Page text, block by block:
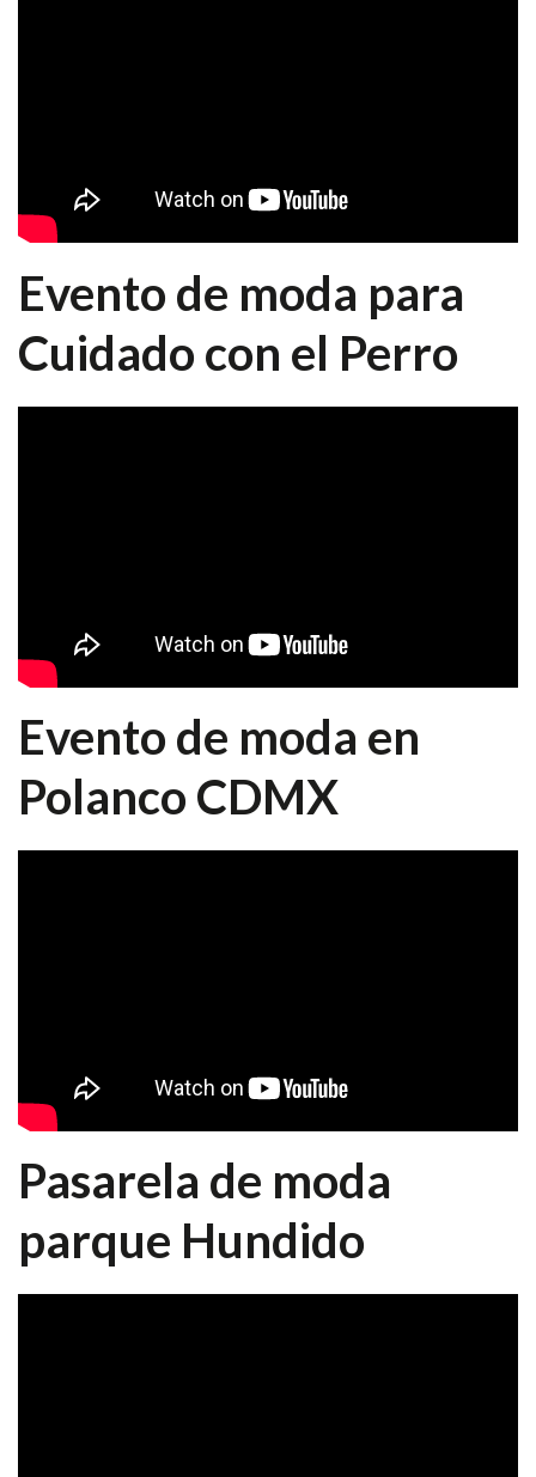
Evento de moda para
Cuidado con el Perro
Evento de moda en
Polanco CDMX
Pasarela de moda
parque Hundido